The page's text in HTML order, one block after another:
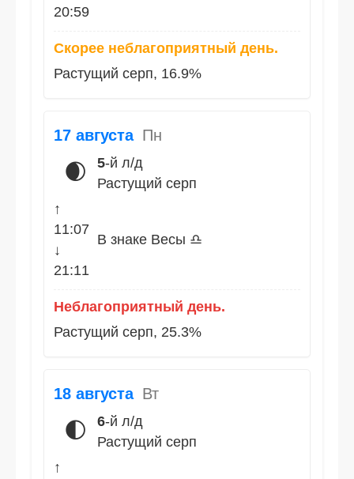
20:59
Скорее неблагоприятный день.
Растущий серп, 16.9%
17 августа Пн
🌒 5-й л/д
Растущий серп
↑
11:07
↓
21:11
В знаке Весы ♎
Неблагоприятный день.
Растущий серп, 25.3%
18 августа Вт
🌓 6-й л/д
Растущий серп
↑